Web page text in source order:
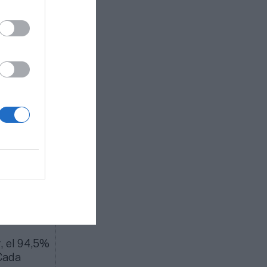
por
de la
y TyC
el 94,5%